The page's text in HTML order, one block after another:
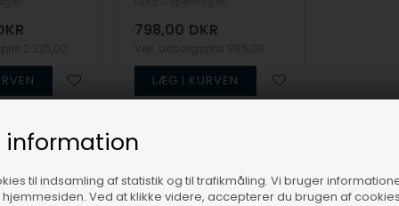
information
til indsamling af statistik og til trafikmåling. Vi bruger
Ved at klikke videre, accepterer du brugen af
hverdage
798,00 DKR
hverdage